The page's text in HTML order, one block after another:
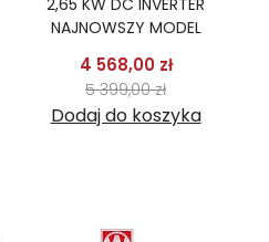
2,65 KW DC INVERTER
NAJNOWSZY MODEL
4 568,00 złCena
5 399,00 złCena
Dodaj do koszyka